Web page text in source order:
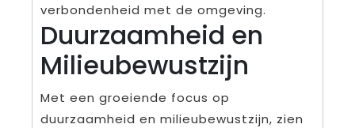
verbondenheid met de omgeving.
Duurzaamheid en
Milieubewustzijn
Met een groeiende focus op
duurzaamheid en milieubewustzijn, zien